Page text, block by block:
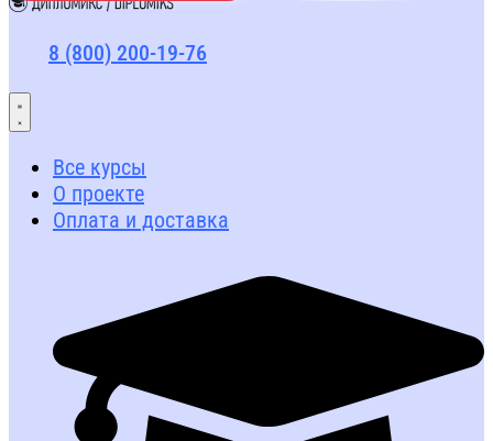
8 (800) 200-19-76
Все курсы
О проекте
Оплата и доставка